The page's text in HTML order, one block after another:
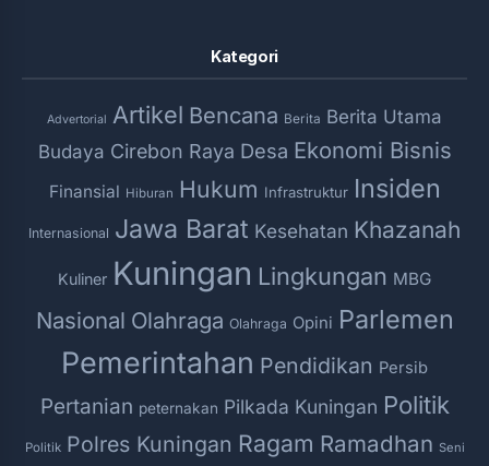
Kategori
Advertorial Artikel Bencana Berita Berita Utama
Budaya Cirebon Raya Desa Ekonomi Bisnis
Finansial Hiburan Hukum Infrastruktur Insiden
Internasional Jawa Barat Kesehatan Khazanah
Kuliner Kuningan Lingkungan MBG
Nasional Olahraga Olahraga Opini Parlemen
Pemerintahan Pendidikan Persib
Pertanian peternakan Pilkada Kuningan Politik
Politik Polres Kuningan Ragam Ramadhan Seni